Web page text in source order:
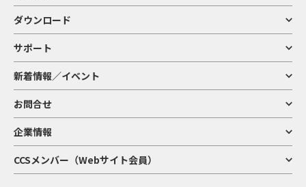
ダウンロード
サポート
新着情報／イベント
お問合せ
企業情報
CCSメンバー（Webサイト会員）